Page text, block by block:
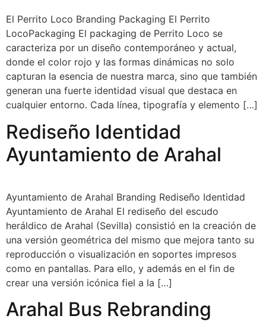
El Perrito Loco Branding Packaging El Perrito
LocoPackaging El packaging de Perrito Loco se
caracteriza por un diseño contemporáneo y actual,
donde el color rojo y las formas dinámicas no solo
capturan la esencia de nuestra marca, sino que también
generan una fuerte identidad visual que destaca en
cualquier entorno. Cada línea, tipografía y elemento […]
Rediseño Identidad
Ayuntamiento de Arahal
Ayuntamiento de Arahal Branding Rediseño Identidad
Ayuntamiento de Arahal El rediseño del escudo
heráldico de Arahal (Sevilla) consistió en la creación de
una versión geométrica del mismo que mejora tanto su
reproducción o visualización en soportes impresos
como en pantallas. Para ello, y además en el fin de
crear una versión icónica fiel a la […]
Arahal Bus Rebranding